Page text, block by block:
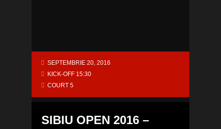
SEPTEMBRIE 20, 2016
KICK-OFF 15:30
COURT 5
SIBIU OPEN 2016 –